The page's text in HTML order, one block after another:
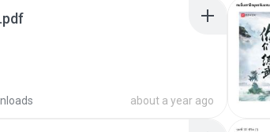
about a year ago